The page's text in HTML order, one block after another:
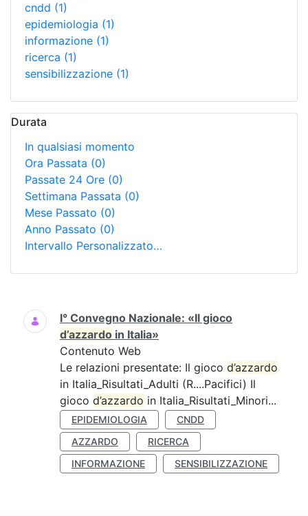
cndd (1)
epidemiologia (1)
informazione (1)
ricerca (1)
sensibilizzazione (1)
Durata
In qualsiasi momento
Ora Passata (0)
Passate 24 Ore (0)
Settimana Passata (0)
Mese Passato (0)
Anno Passato (0)
Intervallo Personalizzato…
Ricerca
I° Convegno Nazionale: «Il gioco
d’azzardo in Italia»
Contenuto Web
Le relazioni presentate: Il gioco d’azzardo
in Italia_Risultati_Adulti (R....Pacifici) Il
gioco d’azzardo in Italia_Risultati_Minori...
EPIDEMIOLOGIA
CNDD
AZZARDO
RICERCA
INFORMAZIONE
SENSIBILIZZAZIONE